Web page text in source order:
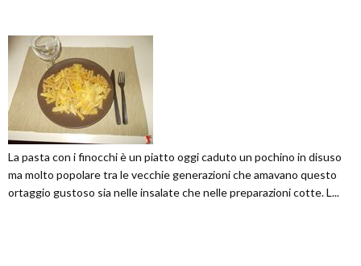
La pasta con i finocchi è un piatto oggi caduto un pochino in disuso
ma molto popolare tra le vecchie generazioni che amavano questo
ortaggio gustoso sia nelle insalate che nelle preparazioni cotte. L...